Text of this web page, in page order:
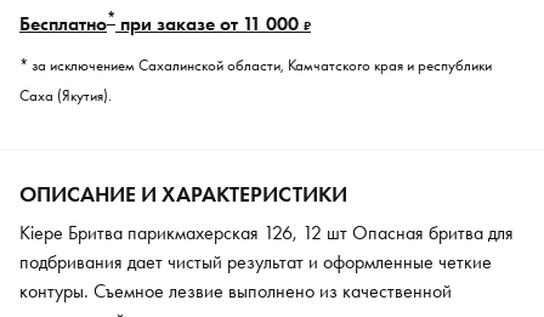
Бесплатно* при заказе от 11 000 ₽
* за исключением Сахалинской области, Камчатского края и республики
Саха (Якутия).
ОПИСАНИЕ И ХАРАКТЕРИСТИКИ
Kiepe Бритва парикмахерская 126, 12 шт Опасная бритва для
подбривания дает чистый результат и оформленные четкие
контуры. Съемное лезвие выполнено из качественной